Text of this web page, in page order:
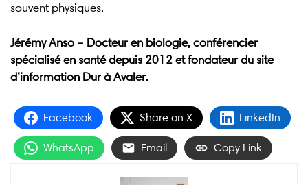
souvent physiques.
Jérémy Anso – Docteur en biologie, conférencier
spécialisé en santé depuis 2012 et fondateur du site
d’information Dur à Avaler.
Facebook Share on X LinkedIn
WhatsApp Email Copy Link